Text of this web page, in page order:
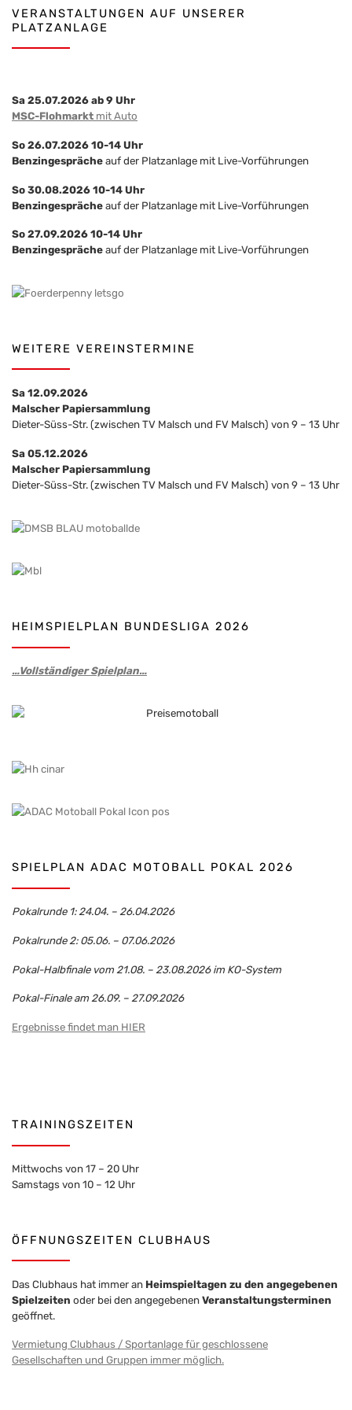
VERANSTALTUNGEN AUF UNSERER
PLATZANLAGE
Sa 25.07.2026 ab 9 Uhr
MSC-Flohmarkt mit Auto
So 26.07.2026 10-14 Uhr
Benzingesprächeauf der Platzanlage mit Live-Vorführungen
So 30.08.2026 10-14 Uhr
Benzingesprächeauf der Platzanlage mit Live-Vorführungen
So 27.09.2026 10-14 Uhr
Benzingesprächeauf der Platzanlage mit Live-Vorführungen
WEITERE VEREINSTERMINE
Sa 12.09.2026
Malscher Papiersammlung
Dieter-Süss-Str. (zwischen TV Malsch und FV Malsch) von 9 – 13 Uhr
Sa 05.12.2026
Malscher Papiersammlung
Dieter-Süss-Str. (zwischen TV Malsch und FV Malsch) von 9 – 13 Uhr
HEIMSPIELPLAN BUNDESLIGA 2026
…Vollständiger Spielplan…
SPIELPLAN ADAC MOTOBALL POKAL 2026
Pokalrunde 1: 24.04. – 26.04.2026
Pokalrunde 2: 05.06. – 07.06.2026
Pokal-Halbfinale vom 21.08. – 23.08.2026 im KO-System
Pokal-Finale am 26.09. – 27.09.2026
Ergebnisse findet man HIER
TRAININGSZEITEN
Mittwochs von 17 – 20 Uhr
Samstags von 10 – 12 Uhr
ÖFFNUNGSZEITEN CLUBHAUS
Das Clubhaus hat immer an Heimspieltagen zu den angegebenen
Spielzeiten oder bei den angegebenenVeranstaltungsterminen
geöffnet.
Vermietung Clubhaus / Sportanlage für geschlossene
Gesellschaften und Gruppen immer möglich.